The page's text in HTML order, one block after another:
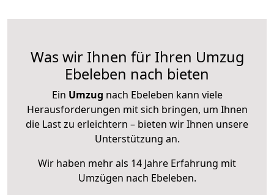
Was wir Ihnen für Ihren Umzug
Ebeleben nach bieten
Ein Umzug nach Ebeleben kann viele
Herausforderungen mit sich bringen, um Ihnen
die Last zu erleichtern – bieten wir Ihnen unsere
Unterstützung an.
Wir haben mehr als 14 Jahre Erfahrung mit
Umzügen nach Ebeleben.